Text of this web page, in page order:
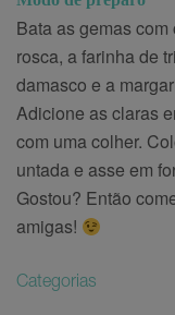
Bata as gemas
rosca, a farinha de
damasco e a
Adicione as claras
com uma colher.
untada e asse em
Gostou? Então
amigas!
Categorias